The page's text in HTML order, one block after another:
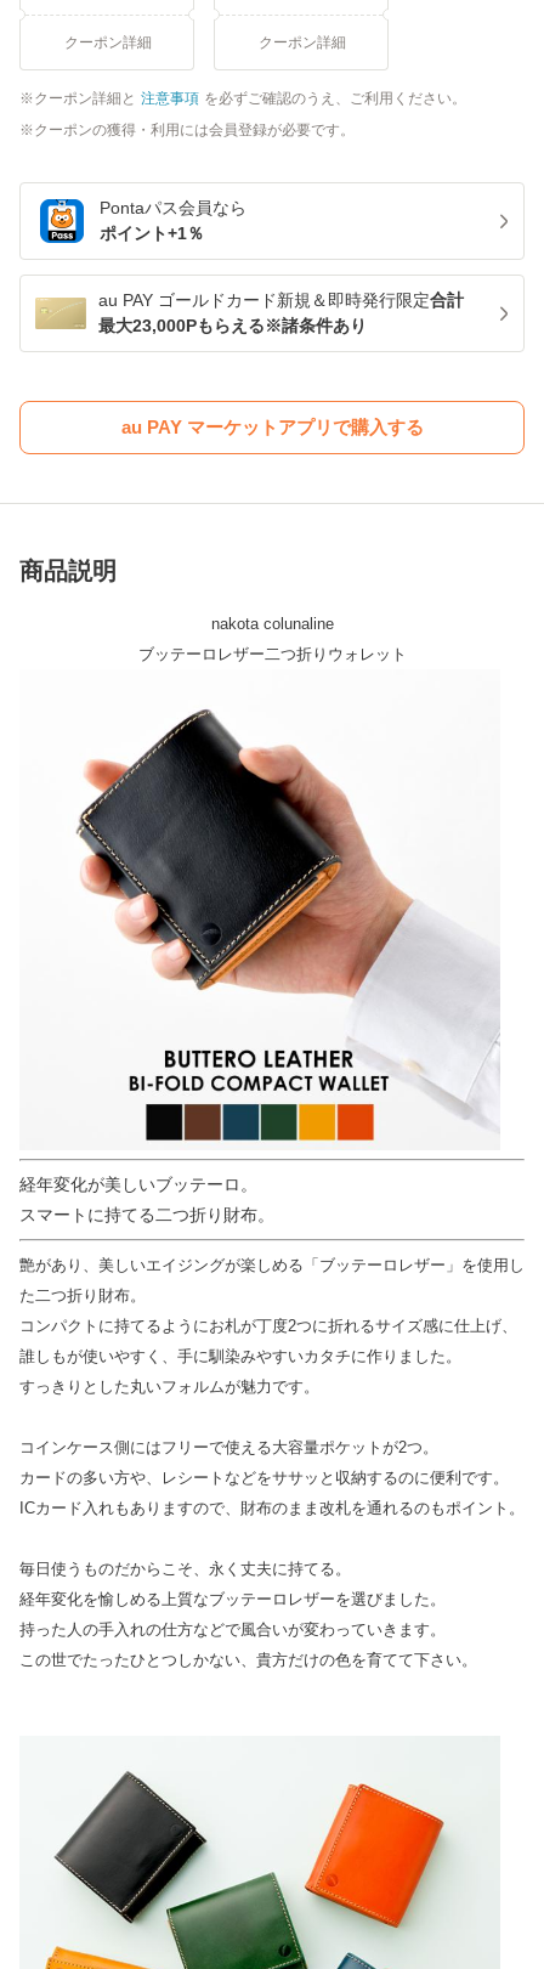
クーポン詳細 クーポン詳細
クーポン詳細と 注意事項 を必ずご確認のうえ、ご利用ください。
クーポンの獲得・利用には会員登録が必要です。
Pontaパス会員なら
ポイント+1％
au PAY ゴールドカード新規＆即時発行限定合計
最大23,000Pもらえる※諸条件あり
au PAY マーケットアプリで購入する
商品説明
nakota colunaline
ブッテーロレザー二つ折りウォレット
経年変化が美しいブッテーロ。
スマートに持てる二つ折り財布。
艶があり、美しいエイジングが楽しめる「ブッテーロレザー」を使用し
た二つ折り財布。
コンパクトに持てるようにお札が丁度2つに折れるサイズ感に仕上げ、
誰しもが使いやすく、手に馴染みやすいカタチに作りました。
すっきりとした丸いフォルムが魅力です。
コインケース側にはフリーで使える大容量ポケットが2つ。
カードの多い方や、レシートなどをササッと収納するのに便利です。
ICカード入れもありますので、財布のまま改札を通れるのもポイント。
毎日使うものだからこそ、永く丈夫に持てる。
経年変化を愉しめる上質なブッテーロレザーを選びました。
持った人の手入れの仕方などで風合いが変わっていきます。
この世でたったひとつしかない、貴方だけの色を育てて下さい。